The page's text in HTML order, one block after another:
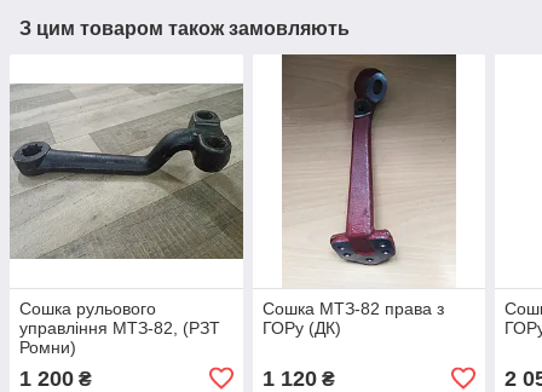
З цим товаром також замовляють
Сошка рульового
управління МТЗ-82, (РЗТ
Ромни)
1 200 ₴
Сошка МТЗ-82 права з
ГОРу (ДК)
1 120₴ 2